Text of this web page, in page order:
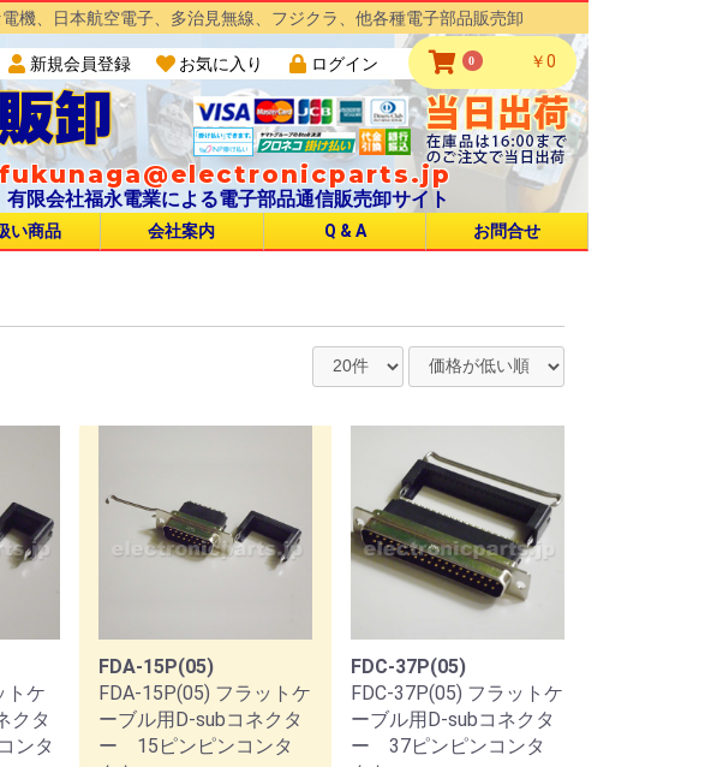
機、日本航空電子、多治見無線、フジクラ、他各種電子部品販売卸
新規会員登録 お気に入り ログイン 0 ￥0
卸
fukunaga@electronicparts.jp
限会社福永電業による電子部品通信販売卸サイト
い商品 会社案内 Q & A お問合せ
NJC Φ16 UL CSA規格品
NJC Φ20 UL CSA規格品
NJC Φ24 UL CSA規格品
NJC Φ28 UL CSA規格品
NJC Φ32 UL CSA規格品
トケ
クタ
ンタ
FDA-15P(05)
FDA-15P(05) フラットケ
ーブル用D-subコネクタ
ー 15ピンピンコンタ
FDC-37P(05)
FDC-37P(05) フラットケ
ーブル用D-subコネクタ
ー 37ピンピンコンタ